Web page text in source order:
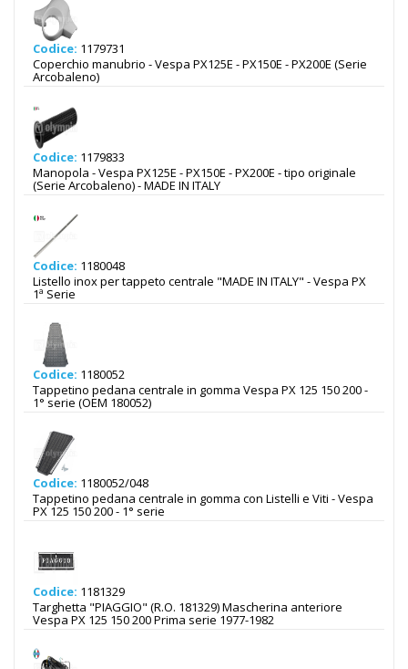
Codice: 1179731
Coperchio manubrio - Vespa PX125E - PX150E - PX200E (Serie
Arcobaleno)
Codice: 1179833
Manopola - Vespa PX125E - PX150E - PX200E - tipo originale
(Serie Arcobaleno) - MADE IN ITALY
Codice: 1180048
Listello inox per tappeto centrale "MADE IN ITALY" - Vespa PX
1ª Serie
Codice: 1180052
Tappetino pedana centrale in gomma Vespa PX 125 150 200 -
1° serie (OEM 180052)
Codice: 1180052/048
Tappetino pedana centrale in gomma con Listelli e Viti - Vespa
PX 125 150 200 - 1° serie
Codice: 1181329
Targhetta "PIAGGIO" (R.O. 181329) Mascherina anteriore
Vespa PX 125 150 200 Prima serie 1977-1982